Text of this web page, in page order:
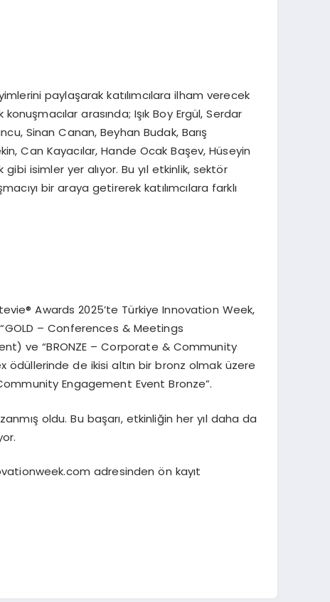
paylaşarak katılımcılara ilham verecek
arasında; Işık Boy Ergül, Serdar
Sinan Canan, Beyhan Budak, Barış
Can Kayacılar, Hande Ocak Başev, Hüseyin
isimler yer alıyor. Bu yıl etkinlik, sektör
bir araya getirerek katılımcılara farklı
Awards 2025’te Türkiye Innovation Week,
– Conferences & Meetings
ve “BRONZE – Corporate & Community
ödüllerinde de ikisi altın bir bronz olmak üzere
Engagement Event Bronze”.
oldu. Bu başarı, etkinliğin her yıl daha da
adresinden ön kayıt